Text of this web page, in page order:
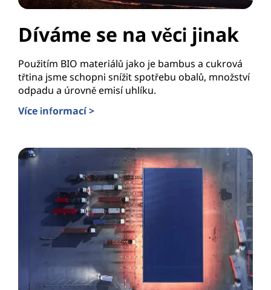
Díváme se na věci jinak
Použitím BIO materiálů jako je bambus a cukrová
třtina jsme schopni snížit spotřebu obalů, množství
odpadu a úrovně emisí uhlíku.
Více informací >